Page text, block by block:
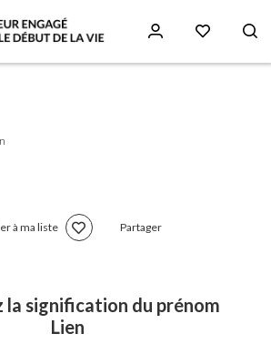
à ma liste Partager
la signification du prénom
Lien